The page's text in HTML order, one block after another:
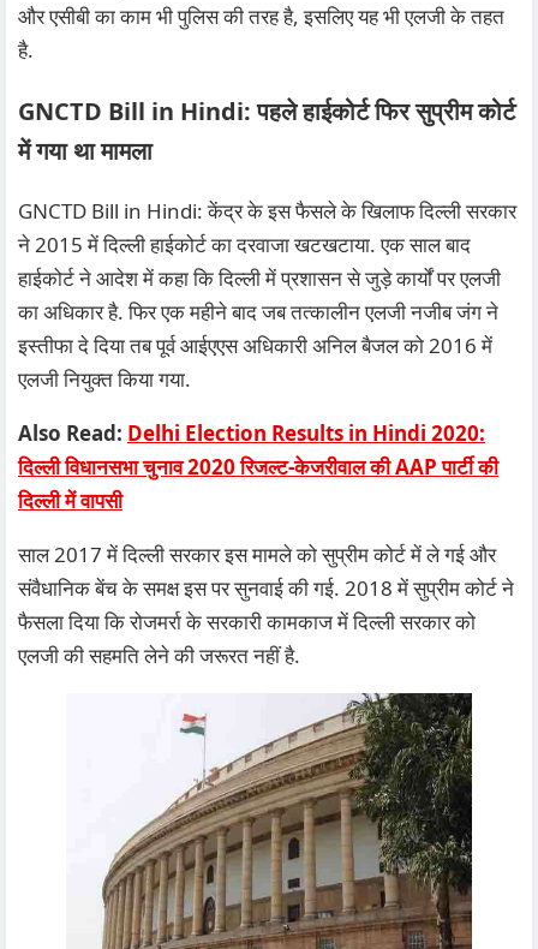
और एसीबी का काम भी पुलिस की तरह है, इसलिए यह भी एलजी के तहत
है.
GNCTD Bill in Hindi: पहले ​हाईकोर्ट फिर सुप्रीम कोर्ट
में गया था मामला
GNCTD Bill in Hindi: केंद्र के इस फैसले के खिलाफ दिल्ली सरकार
ने 2015 में दिल्ली हाईकोर्ट का दरवाजा खटखटाया. एक साल बाद
हाईकोर्ट ने आदेश में कहा कि दिल्ली में प्रशासन से जुड़े कार्यों पर एलजी
का अधिकार है. फिर एक महीने बाद जब तत्कालीन एलजी नजीब जंग ने
इस्तीफा दे दिया तब पूर्व आईएएस अधिकारी अनिल बैजल को 2016 में
एलजी नियुक्त किया गया.
Also Read: Delhi Election Results in Hindi 2020:
दिल्ली विधानसभा चुनाव 2020 रिजल्ट-केजरीवाल की AAP पार्टी की
दिल्ली में वापसी
साल 2017 में दिल्ली सरकार इस मामले को सुप्रीम कोर्ट में ले गई और
संवैधानिक बेंच के समक्ष इस पर सुनवाई की गई. 2018 में सुप्रीम कोर्ट ने
फैसला दिया कि रोजमर्रा के सरकारी कामकाज में दिल्ली सरकार को
एलजी की सहमति लेने की जरूरत नहीं है.